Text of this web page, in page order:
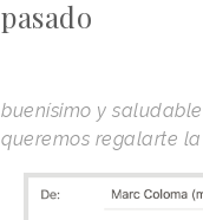
pasado
buenísimo y
queremos regalarte la